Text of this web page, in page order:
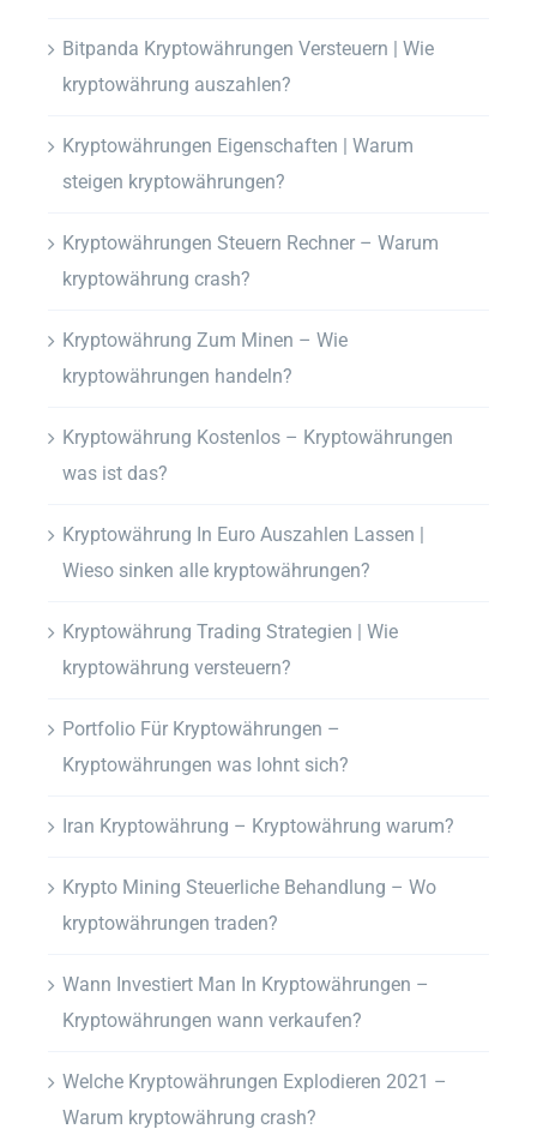
Bitpanda Kryptowährungen Versteuern | Wie
kryptowährung auszahlen?
Kryptowährungen Eigenschaften | Warum
steigen kryptowährungen?
Kryptowährungen Steuern Rechner – Warum
kryptowährung crash?
Kryptowährung Zum Minen – Wie
kryptowährungen handeln?
Kryptowährung Kostenlos – Kryptowährungen
was ist das?
Kryptowährung In Euro Auszahlen Lassen |
Wieso sinken alle kryptowährungen?
Kryptowährung Trading Strategien | Wie
kryptowährung versteuern?
Portfolio Für Kryptowährungen –
Kryptowährungen was lohnt sich?
Iran Kryptowährung – Kryptowährung warum?
Krypto Mining Steuerliche Behandlung – Wo
kryptowährungen traden?
Wann Investiert Man In Kryptowährungen –
Kryptowährungen wann verkaufen?
Welche Kryptowährungen Explodieren 2021 –
Warum kryptowährung crash?